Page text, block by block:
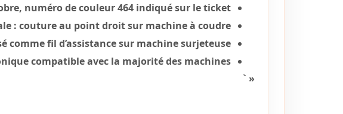
numéro de couleur 464 indiqué sur le ticket.
: couture au point droit sur machine à coudre.
comme fil d’assistance sur machine surjeteuse.
compatible avec la majorité des machines.
« `